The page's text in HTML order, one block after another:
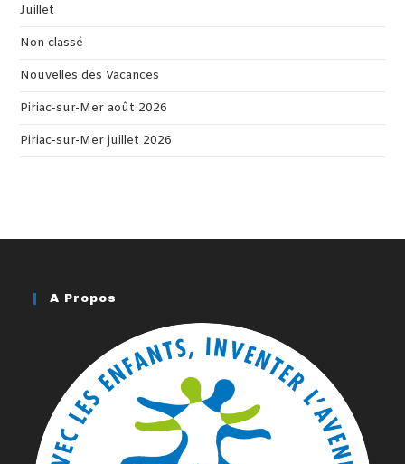
Juillet
Non classé
Nouvelles des Vacances
Piriac-sur-Mer août 2026
Piriac-sur-Mer juillet 2026
A Propos